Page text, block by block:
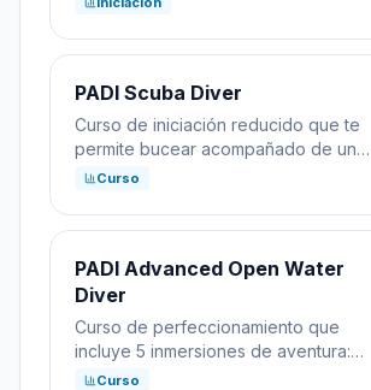
PADI Scuba Diver
Curso de iniciación reducido que te
permite bucear acompañado de un
profesional hasta 12 metros. Ideal para
Curso
PADI Advanced Open Water
Diver
Curso de perfeccionamiento que
incluye 5 inmersiones de aventura:
navegación, profunda y 3
Curso